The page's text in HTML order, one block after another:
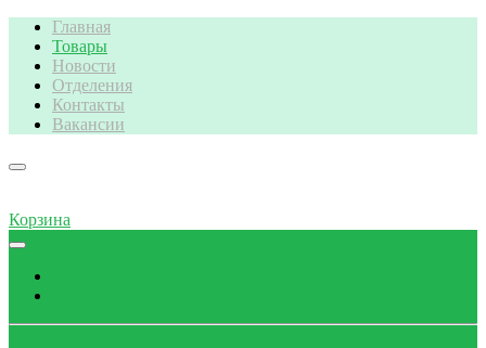
Главная
Товары
Новости
Отделения
Контакты
Вакансии
Корзина